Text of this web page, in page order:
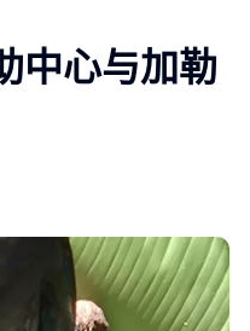
中心与加勒